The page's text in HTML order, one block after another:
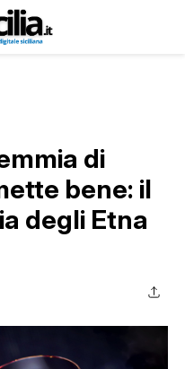
di
bene: il
degli Etna